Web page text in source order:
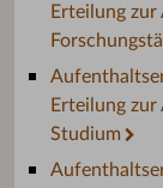
Erteilung
Erteilung zur
Studium